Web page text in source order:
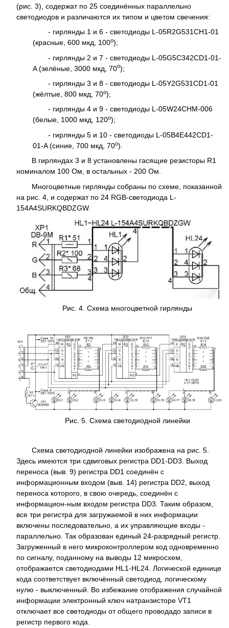
(рис. 3), содержат по 25 соединённых параллельно
светодиодов и различаются их типом и цветом свечения:
- гирлянды 1 и 6 - светодиоды L-05R2G531CH1-01
(красные, 600 мкд, 100о);
- гирлянды 2 и 7 - светодиоды L-05G5C342CD1-01-
A (зелёные, 3000 мкд, 70о);
- гирлянды 3 и 8 - светодиоды L-05Y2G531CD1-01
(жёлтые, 800 мкд, 70о);
- гирлянды 4 и 9 - светодиоды L-05W24CHM-006
(белые, 1000 мкд, 120о);
- гирлянды 5 и 10 - светодиоды L-05B4E442CD1-
01-A (синие, 700 мкд, 70о).
В гирляндах 3 и 8 установлены гасящие резисторы R1
номиналом 100 Ом, в остальных - 200 Ом.
Многоцветные гирлянды собраны по схеме, показанной
на рис. 4, и содержат по 24 RGB-светодиода L-
154A4SURKQBDZGW.
Рис. 4. Схема многоцветной гирлянды
Рис. 5. Схема светодиодной линейки
Схема светодиодной линейки изображена на рис. 5.
Здесь имеются три сдвиговых регистра DD1-DD3. Выход
переноса (выв. 9) регистра DD1 соединён с
информационным входом (выв. 14) регистра DD2, выход
переноса которого, в свою очередь, соединён с
информацион-ным входом регистра DD3. Таким образом,
все три регистра для загружаемой в них информации
включены последовательно, а их управляющие входы -
параллельно. Так образован единый 24-разрядный регистр.
Загруженный в него микроконтроллером код одновременно
по сигналу, поданному на выводы 12 микросхем,
отображается светодиодами HL1-HL24. Логической единице
кода соответствует включённый светодиод, логическому
нулю - выключенный. Во избежание отображения случайной
информации электронный ключ натранзисторе VT1
отключает все светодиоды от общего проводадо записи в
регистр первого кода.